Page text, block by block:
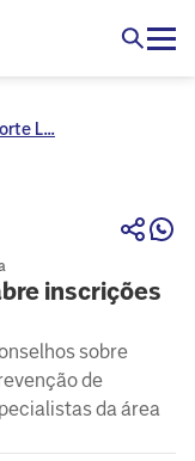
L...
inscrições
sobre
de
da área